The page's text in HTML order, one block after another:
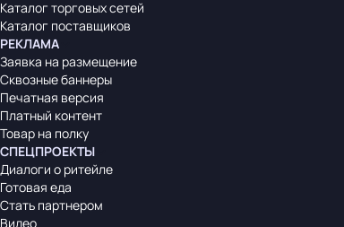
Каталог торговых сетей
Каталог поставщиков
РЕКЛАМА
Заявка на размещение
Сквозные баннеры
Печатная версия
Платный контент
Товар на полку
СПЕЦПРОЕКТЫ
Диалоги о ритейле
Готовая еда
Стать партнером
Видео